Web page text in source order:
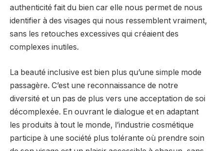
authenticité fait du bien car elle nous permet de nous
identifier à des visages qui nous ressemblent vraiment,
sans les retouches excessives qui créaient des
complexes inutiles.
La beauté inclusive est bien plus qu’une simple mode
passagère. C’est une reconnaissance de notre
diversité et un pas de plus vers une acceptation de soi
décomplexée. En ouvrant le dialogue et en adaptant
les produits à tout le monde, l’industrie cosmétique
participe à une société plus tolérante où prendre soin